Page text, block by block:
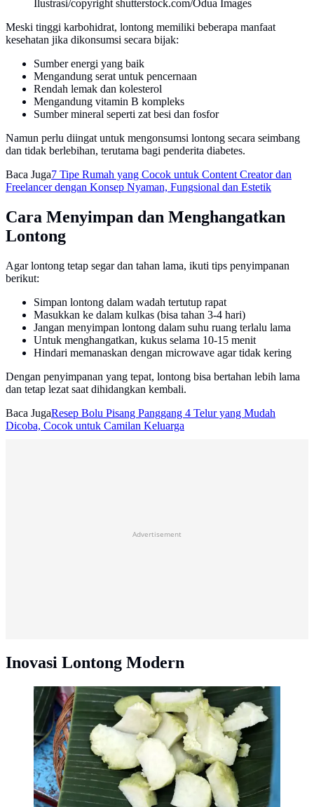
Ilustrasi/copyright shutterstock.com/Odua Images
Meski tinggi karbohidrat, lontong memiliki beberapa manfaat
kesehatan jika dikonsumsi secara bijak:
Sumber energi yang baik
Mengandung serat untuk pencernaan
Rendah lemak dan kolesterol
Mengandung vitamin B kompleks
Sumber mineral seperti zat besi dan fosfor
Namun perlu diingat untuk mengonsumsi lontong secara seimbang
dan tidak berlebihan, terutama bagi penderita diabetes.
Baca Juga7 Tipe Rumah yang Cocok untuk Content Creator dan
Freelancer dengan Konsep Nyaman, Fungsional dan Estetik
Cara Menyimpan dan Menghangatkan
Lontong
Agar lontong tetap segar dan tahan lama, ikuti tips penyimpanan
berikut:
Simpan lontong dalam wadah tertutup rapat
Masukkan ke dalam kulkas (bisa tahan 3-4 hari)
Jangan menyimpan lontong dalam suhu ruang terlalu lama
Untuk menghangatkan, kukus selama 10-15 menit
Hindari memanaskan dengan microwave agar tidak kering
Dengan penyimpanan yang tepat, lontong bisa bertahan lebih lama
dan tetap lezat saat dihidangkan kembali.
Baca JugaResep Bolu Pisang Panggang 4 Telur yang Mudah
Dicoba, Cocok untuk Camilan Keluarga
Advertisement
Inovasi Lontong Modern